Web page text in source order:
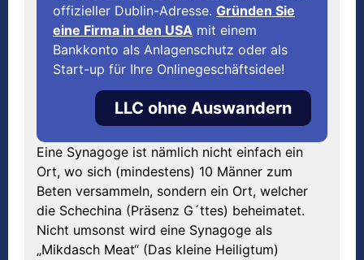
offizieller Dublin-Adresse. Gründen Sie
eine Firma in den USA mit einem
Bankkonto als Anlagenschutz oder als
Start-up für Ihre Onlinegeschäftsidee!
LLC ohne Auswandern
Eine Synagoge ist nämlich nicht einfach ein
Ort, wo sich (mindestens) 10 Männer zum
Beten versammeln, sondern ein Ort, welcher
die Schechina (Präsenz G´ttes) beheimatet.
Nicht umsonst wird eine Synagoge als
„Mikdasch Meat“ (Das kleine Heiligtum)